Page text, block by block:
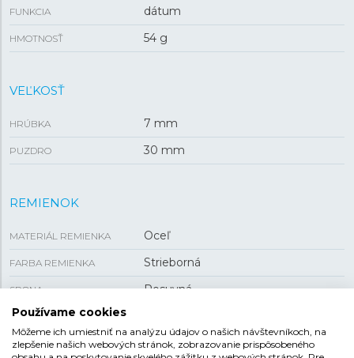
FUNKCIA dátum
HMOTNOSŤ 54 g
VEĽKOSŤ
HRÚBKA 7 mm
PUZDRO 30 mm
REMIENOK
MATERIÁL REMIENKA Oceľ
FARBA REMIENKA Strieborná
SPONA Posuvná
CASIO COLLECTION
Používame cookies
Môžeme ich umiestniť na analýzu údajov o našich návštevníkoch, na
zlepšenie našich webových stránok, zobrazovanie prispôsobeného